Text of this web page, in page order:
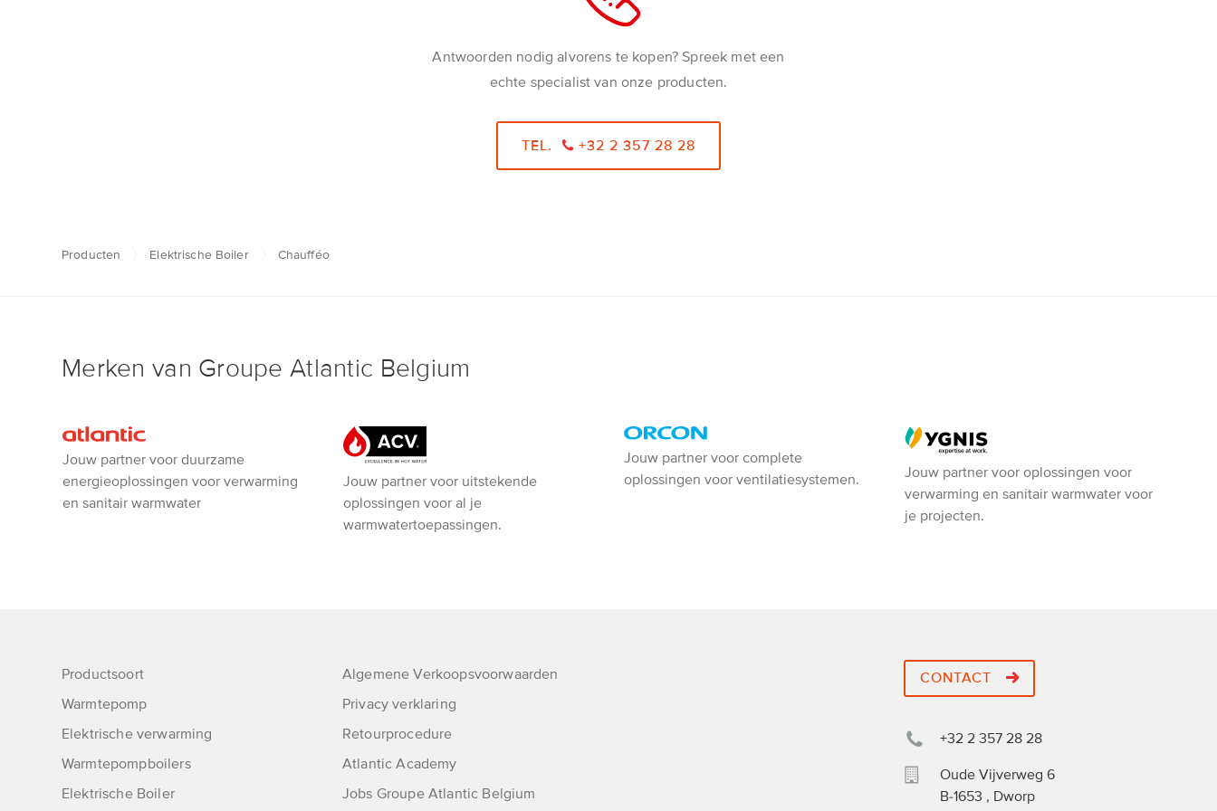
Antwoorden nodig alvorens te kopen? Spreek met een
echte specialist van onze producten.
TEL. +32 2 357 28 28
Producten Elektrische Boiler Chaufféo
Merken van Groupe Atlantic Belgium
Atlantic
Jouw partner voor duurzame
energieoplossingen voor verwarming
en sanitair warmwater
ACV
Jouw partner voor uitstekende
oplossingen voor al je
warmwatertoepassingen.
Orcon
-
Jouw partner voor complete
oplossingen voor ventilatiesystemen.
Ygnis
Jouw partner voor oplossingen voor
verwarming en sanitair warmwater voor
je projecten.
Productsoort
Warmtepomp
Elektrische verwarming
Warmtepompboilers
Elektrische Boiler
Algemene Verkoopsvoorwaarden
Privacy verklaring
Retourprocedure
Atlantic Academy
Jobs Groupe Atlantic Belgium
CONTACT
+32 2 357 28 28
Oude Vijverweg 6
B-1653 , Dworp